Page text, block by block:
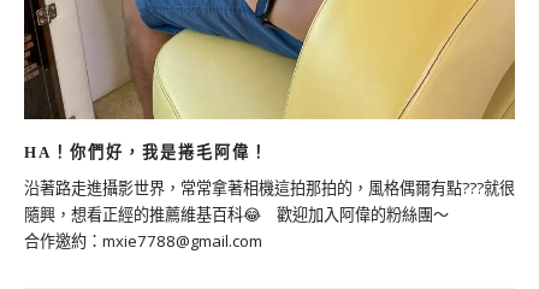
HA！你們好，我是捲毛阿偉！
沿著路走進攝影世界，常常拿著相機這拍那拍的，風格偶爾有點???就很
隨興，想看正經的推薦維基百科😂 歡迎加入阿偉的粉絲團～
合作邀約： mxie7788@gmail.com